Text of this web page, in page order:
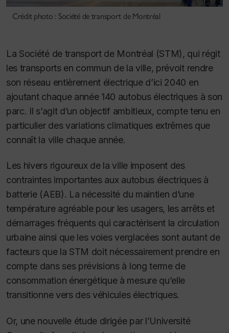
Crédit photo : Société de transport de Montréal
La Société de transport de Montréal (STM), qui régit
les transports en commun de la ville, prévoit rendre
son réseau entièrement électrique d’ici 2040 en
ajoutant chaque année 140 autobus électriques à son
parc. Il s’agit d’un objectif ambitieux, compte tenu en
particulier des variations climatiques extrêmes que
connaît la ville chaque année.
Les hivers rigoureux de la ville imposent des
contraintes importantes aux autobus électriques à
batterie (AEB). La nécessité du maintien d’une
température agréable pour les usagers, les arrêts et
démarrages fréquents qui caractérisent la circulation
urbaine ainsi que les voies verglacées sont autant de
facteurs que la STM doit nécessairement prendre en
compte dans ses prévisions à long terme de
consommation énergétique à mesure qu’elle
transitionne vers des véhicules électriques.
Or, une nouvelle étude dirigée par l’Université